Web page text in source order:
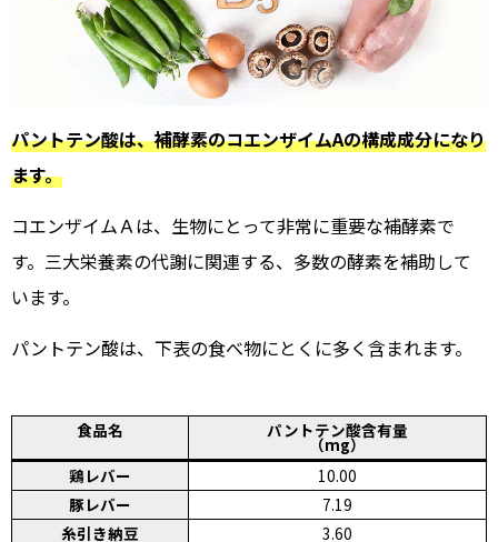
パントテン酸は、補酵素のコエンザイムAの構成成分になり
ます。
コエンザイムＡは、生物にとって非常に重要な補酵素で
す。三大栄養素の代謝に関連する、多数の酵素を補助して
います。
パントテン酸は、下表の食べ物にとくに多く含まれます。
食品名 パントテン酸含有量
（mg）
鶏レバー
10.00
豚レバー
7.19
糸引き納豆
3.60